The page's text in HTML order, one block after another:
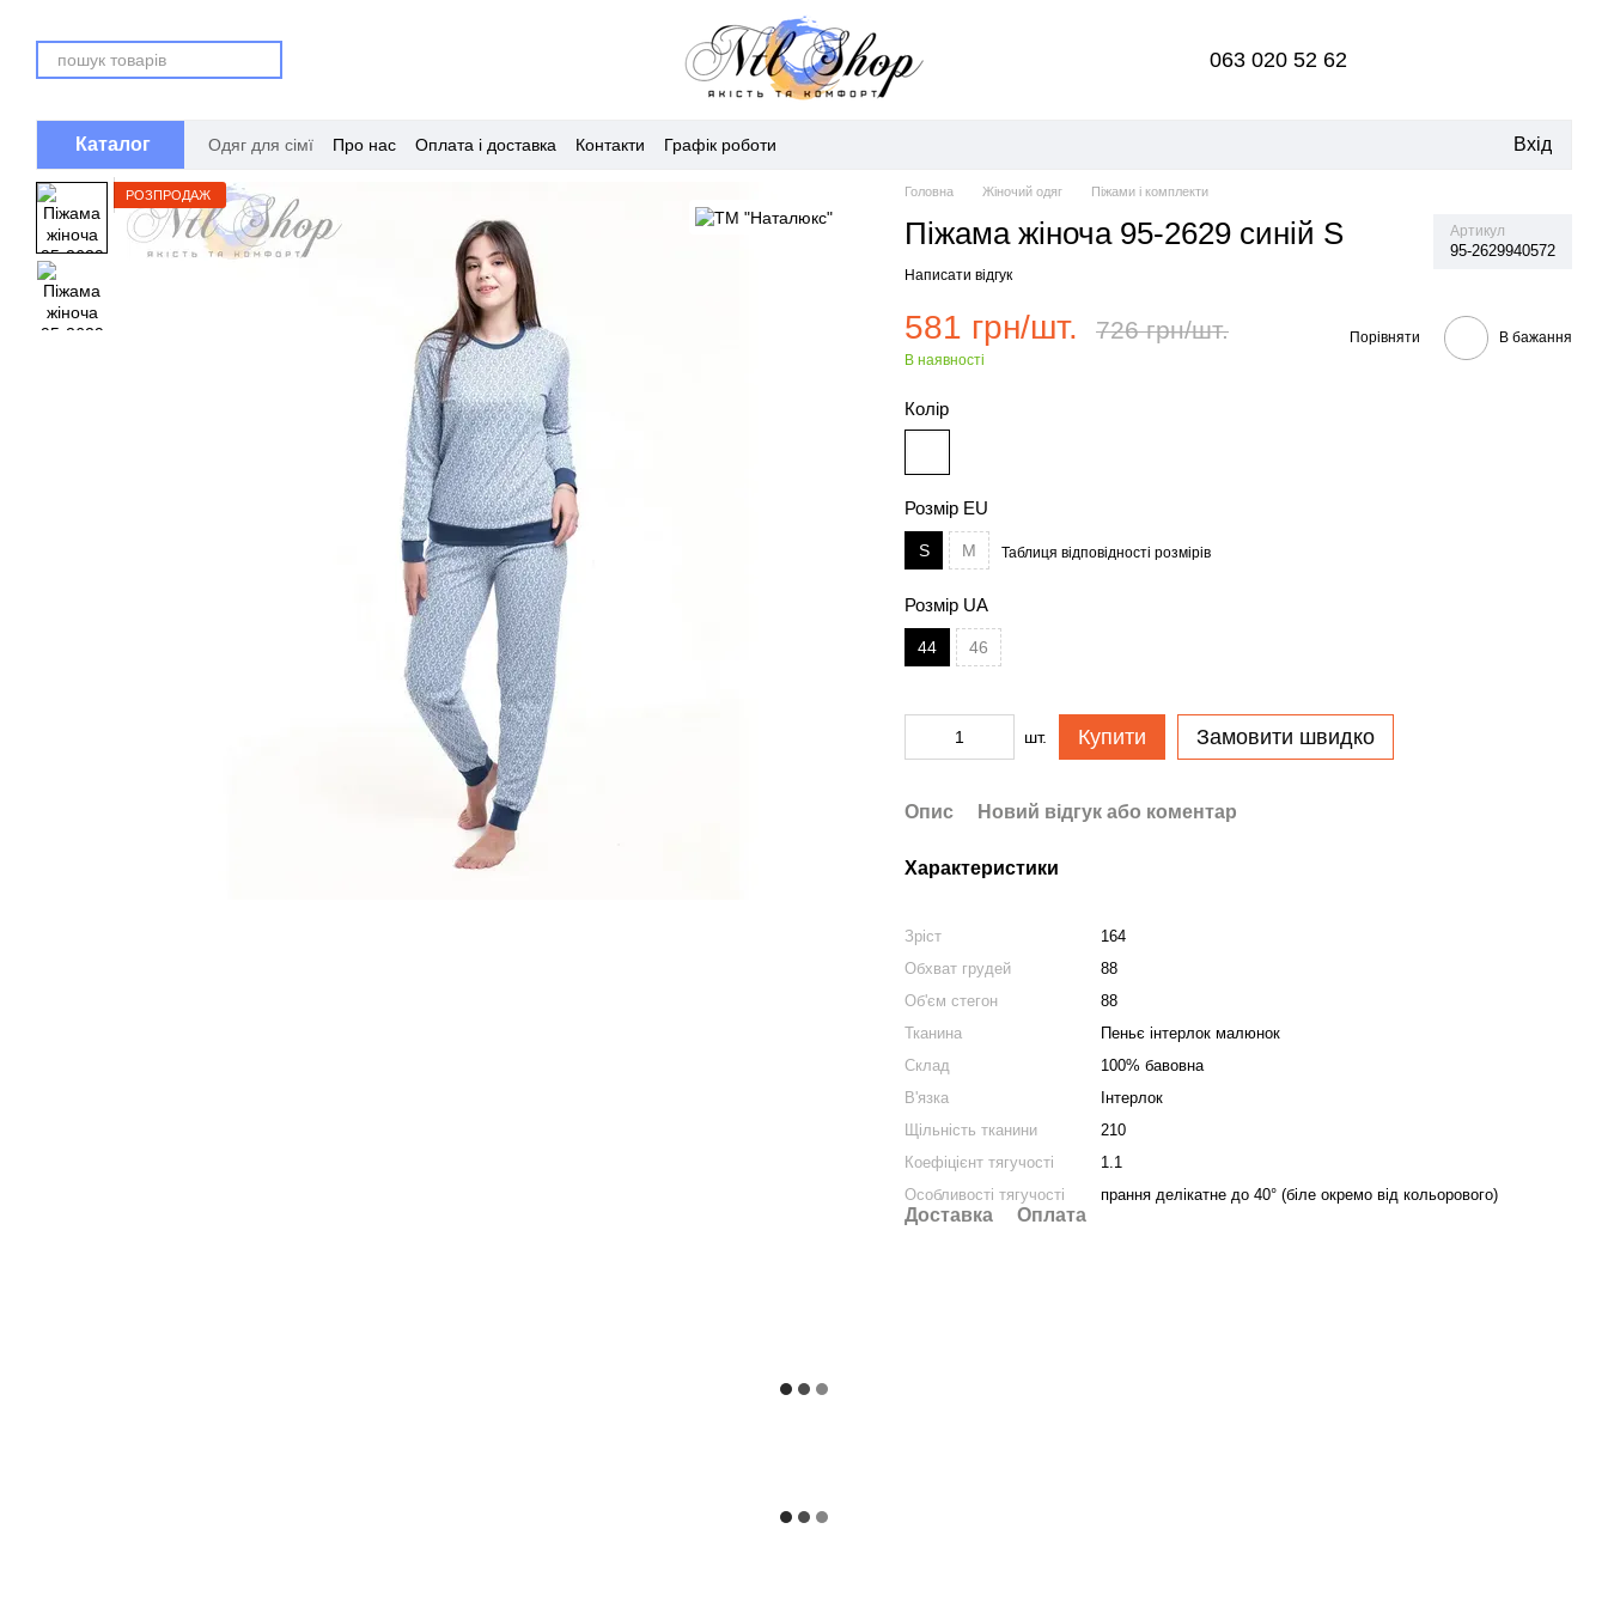
063 020 52 62
Каталог Одяг для сімї Про нас Оплата і доставка Контакти Графік роботи Вхід
РОЗПРОДАЖ Головна Жіночий одяг Піжами і комплекти
Піжама жіноча 95-2629 синій S Артикул
95-2629940572
Написати відгук
581 грн/шт. 726 грн/шт.
В наявності
Порівняти В бажання
Колір
Розмір EU
S M Таблиця відповідності розмірів
Розмір UA
44 46
шт. Купити Замовити швидко
Опис Новий відгук або коментар
Характеристики
Зріст
164
Обхват грудей
88
Об'єм стегон
88
Тканина
Пеньє інтерлок малюнок
Склад
100% бавовна
В'язка
Інтерлок
Щільність тканини
210
Коефіцієнт тягучості
1.1
Особливості тягучості
прання делікатне до 40° (біле окремо від кольорового)
Доставка Оплата